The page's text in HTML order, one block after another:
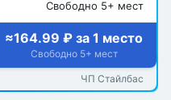
Свободно 5+ мест
≈164.99 ₽ за 1 место
Свободно 5+ мест
ЧП Стайлбас